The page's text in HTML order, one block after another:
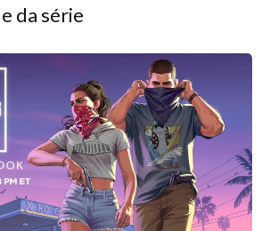
da série